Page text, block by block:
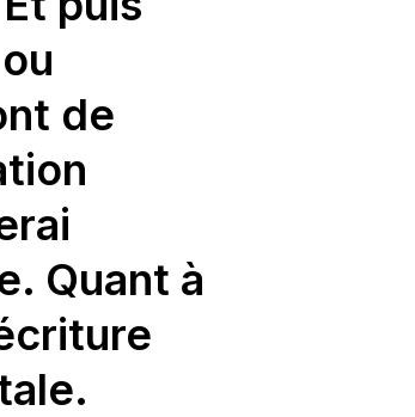
de
Quant à